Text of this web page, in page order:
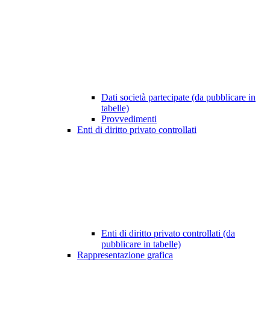
Dati società partecipate (da pubblicare in
tabelle)
Provvedimenti
Enti di diritto privato controllati
Enti di diritto privato controllati (da
pubblicare in tabelle)
Rappresentazione grafica